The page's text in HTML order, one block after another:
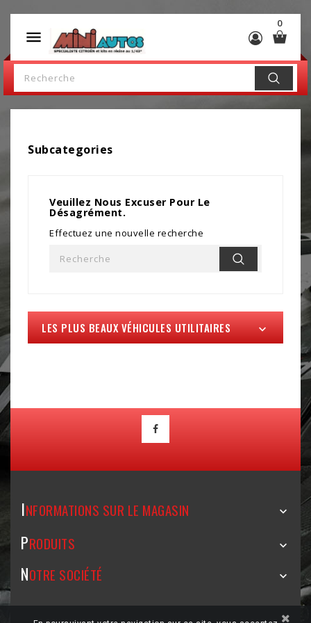

0
Subcategories
Veuillez Nous Excuser Pour Le
Désagrément.
Effectuez une nouvelle recherche
LES PLUS BEAUX VÉHICULES UTILITAIRES 
INFORMATIONS SUR LE MAGASIN 
PRODUITS 
NOTRE SOCIÉTÉ 